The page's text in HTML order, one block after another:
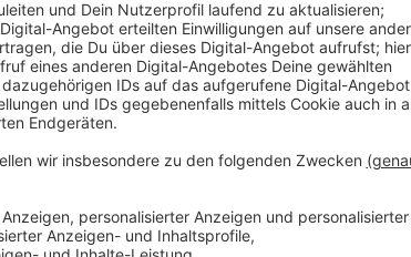
Anzeige
Kai Klüting
Kai Klüting im Interview mit Leony
Anzeige